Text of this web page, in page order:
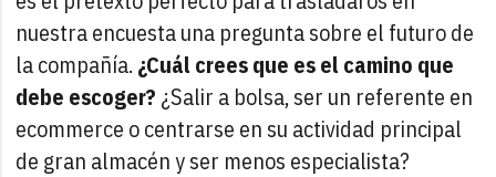
nuestra encuesta una pregunta sobre el futuro de
la compañía. ¿Cuál crees que es el camino que
debe escoger? ¿Salir a bolsa, ser un referente en
ecommerce o centrarse en su actividad principal
de gran almacén y ser menos especialista?